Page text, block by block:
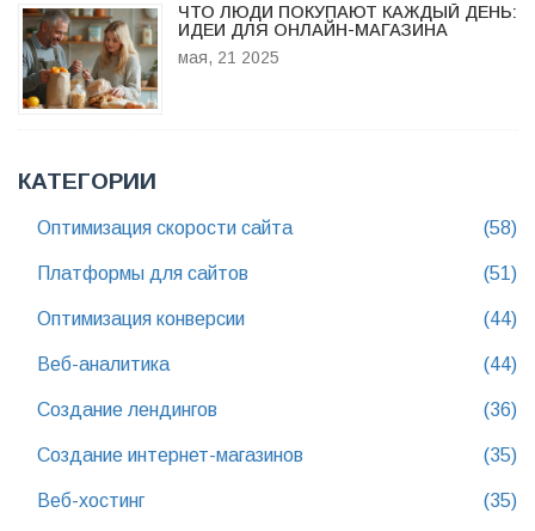
ЧТО ЛЮДИ ПОКУПАЮТ КАЖДЫЙ ДЕНЬ:
ИДЕИ ДЛЯ ОНЛАЙН-МАГАЗИНА
мая, 21 2025
КАТЕГОРИИ
Оптимизация скорости сайта (58)
Платформы для сайтов (51)
Оптимизация конверсии (44)
Веб-аналитика (44)
Создание лендингов (36)
Создание интернет-магазинов (35)
Веб-хостинг (35)